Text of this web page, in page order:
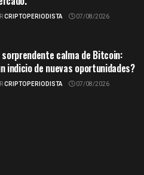
CRIPTOPERIODISTA 07/08/2026
sorprendente calma de Bitcoin:
indicio de nuevas oportunidades?
CRIPTOPERIODISTA 07/08/2026